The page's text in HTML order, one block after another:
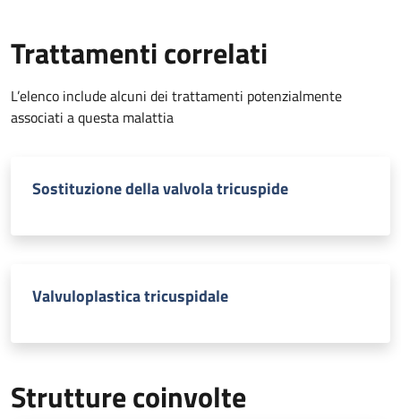
Trattamenti correlati
L’elenco include alcuni dei trattamenti potenzialmente
associati a questa malattia
Sostituzione della valvola tricuspide
Valvuloplastica tricuspidale
Strutture coinvolte